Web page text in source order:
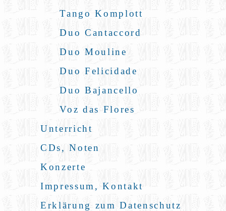
Tango Komplott
Duo Cantaccord
Duo Mouline
Duo Felicidade
Duo Bajancello
Voz das Flores
Unterricht
CDs, Noten
Konzerte
Impressum, Kontakt
Erklärung zum Datenschutz